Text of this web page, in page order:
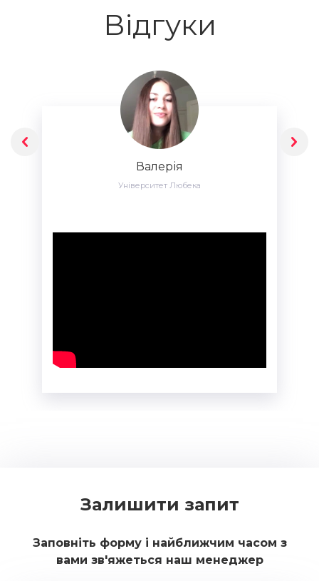
Відгуки
Валерія
Університет Любека
Залишити запит
Заповніть форму і найближчим часом з
вами зв'яжеться наш менеджер